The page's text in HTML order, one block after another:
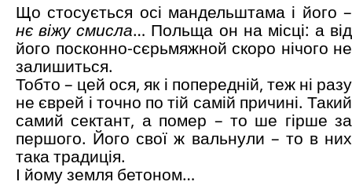
Що стосується осі мандельштама і його –
нє віжу смисла… Польща он на місці: а від
його посконно-сєрьмяжной скоро нічого не
залишиться.
Тобто – цей ося, як і попередній, теж ні разу
не єврей і точно по тій самій причині. Такий
самий сектант, а помер – то ше гірше за
першого. Його свої ж вальнули – то в них
така традиція.
І йому земля бетоном…